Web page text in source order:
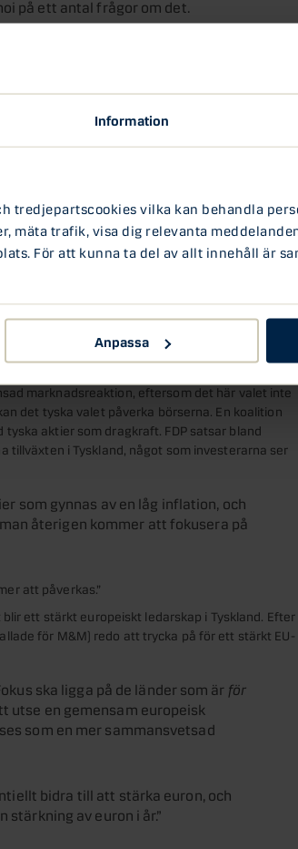
Information
tredjepartscookies vilka kan behandla
mäta trafik, visa dig relevanta
För att kunna ta del av allt innehåll är
Anpassa
på ett antal frågor om det.
störste konkurrent Martin Schultz är
i stark kontrast till det franska, där en av
teman som exempelvis immigration,
Det populistiska partiet Alternative für
större inflytande.”
Merkel fortfarande är Tysklands
pekar på, och hon har bland annat
opinionsmätningarna står Merkels
av rösterna medan det socialdemokratiska
partier som Merkel potentiellt
mellan mittenpartierna DFP
mitten med Schultz och SPD,
marknadsreaktion, eftersom det här valet inte
det tyska valet påverka börserna. En koalition
aktier som dragkraft. FDP satsar bland
tillväxten i Tyskland, något som investerarna ser
som gynnas av en låg inflation, och
återigen kommer att fokusera på
att påverkas.”
ett stärkt europeiskt ledarskap i Tyskland. Efter
för M&M) redo att trycka på för ett stärkt EU-
ska ligga på de länder som är för
utse en gemensam europeisk
som en mer sammansvetsad
bidra till att stärka euron, och
stärkning av euron i år.”